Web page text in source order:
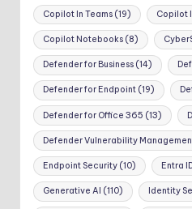
Copilot In Teams (19) Copilot
Copilot Notebooks (8)
Defender for Business (14)
Defender for Endpoint (19)
Defender for Office 365 (13)
Defender Vulnerability
Endpoint Security (10) Entra
Generative AI (110) Identity